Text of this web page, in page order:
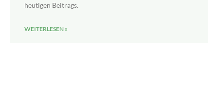
heutigen Beitrags.
WEITERLESEN »